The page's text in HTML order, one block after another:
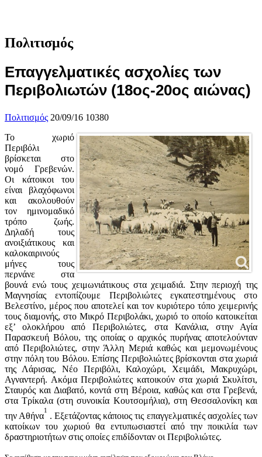
Πολιτισμός
Επαγγελματικές ασχολίες των
Περιβολιωτών (18ος-20ος αιώνας)
Πολιτισμός 20/09/16 10380
Το χωριό
Περιβόλι
βρίσκεται στο
νομό Γρεβενών.
Οι κάτοικοι του
είναι βλαχόφωνοι
και ακολουθούν
τον ημινομαδικό
τρόπο ζωής.
Δηλαδή τους
ανοιξιάτικους και
καλοκαιρινούς
μήνες τους
περνάνε στα
βουνά ενώ τους χειμωνιάτικους στα χειμαδιά. Στην περιοχή της
Μαγνησίας εντοπίζουμε Περιβολιώτες εγκατεστημένους στο
Βελεστίνο, μέρος που αποτελεί και τον κυριότερο τόπο χειμερινής
τους διαμονής, στο Μικρό Περιβολάκι, χωριό το οποίο κατοικείται
εξ’ ολοκλήρου από Περιβολιώτες, στα Κανάλια, στην Αγία
Παρασκευή Βόλου, της οποίας ο αρχικός πυρήνας αποτελούνταν
από Περιβολιώτες, στην Άλλη Μεριά καθώς και μεμονωμένους
στην πόλη του Βόλου. Επίσης Περιβολιώτες βρίσκονται στα χωριά
της Λάρισας, Νέο Περιβόλι, Καλοχώρι, Χειμάδι, Μακρυχώρι,
Αγναντερή. Ακόμα Περιβολιώτες κατοικούν στα χωριά Σκυλίτσι,
Σταυρός και Διαβατό, κοντά στη Βέροια, καθώς και στα Γρεβενά,
στα Τρίκαλα (στη συνοικία Κουτσομήλια), στη Θεσσαλονίκη και
την Αθήνα
1
. Εξετάζοντας κάποιος τις επαγγελματικές ασχολίες των
κατοίκων του χωριού θα εντυπωσιαστεί από την ποικιλία των
δραστηριοτήτων στις οποίες επιδίδονταν οι Περιβολιώτες.